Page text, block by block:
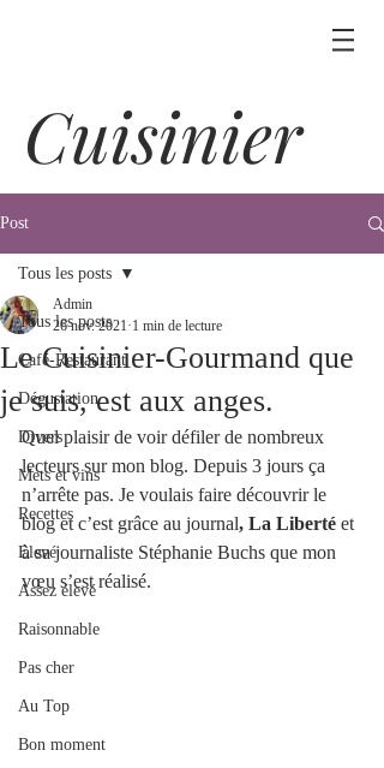
Cuisinier
Post
Tous les posts
Café-Restaurant
Dégustation
Divers
Mets et vins
Recettes
Elevé
Assez élevé
Raisonnable
Pas cher
Au Top
Bon moment
Tous les posts
Le Cuisinier-Gourmand que
je suis, est aux anges.
Admin
26 nov. 2021 1 min de lecture
Quel plaisir de voir défiler de nombreux
lecteurs sur mon blog. Depuis 3 jours ça
n’arrête pas. Je voulais faire découvrir le
blog et c’est grâce au journal, La Liberté et
à sa journaliste Stéphanie Buchs que mon
vœu s’est réalisé.